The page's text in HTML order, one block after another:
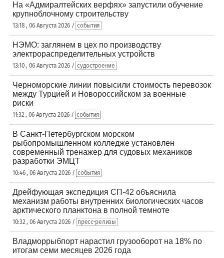
На «Адмиралтейских верфях» запустили обучение
крупноблочному строительству
13:18 , 06 Августа 2026 / события
НЭМО: заглянем в цех по производству
электрораспределительных устройств
13:10 , 06 Августа 2026 / судостроение
Черноморские линии повысили стоимость перевозок
между Турцией и Новороссийском за военные
риски
11:32 , 06 Августа 2026 / события
В Санкт-Петербургском морском
рыбопромышленном колледже установлен
современный тренажер для судовых механиков
разработки ЭМЦТ
10:46 , 06 Августа 2026 / события
Дрейфующая экспедиция СП-42 объяснила
механизм работы внутренних биологических часов
арктического планктона в полной темноте
10:32 , 06 Августа 2026 / пресс-релизы
Владморрыбпорт нарастил грузооборот на 18% по
итогам семи месяцев 2026 года